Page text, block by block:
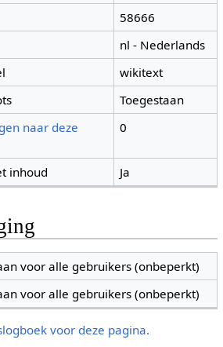
58666
nl - Nederlands
wikitext
Toegestaan
naar deze
0
inhoud Ja
voor alle gebruikers (onbeperkt)
voor alle gebruikers (onbeperkt)
voor deze pagina.